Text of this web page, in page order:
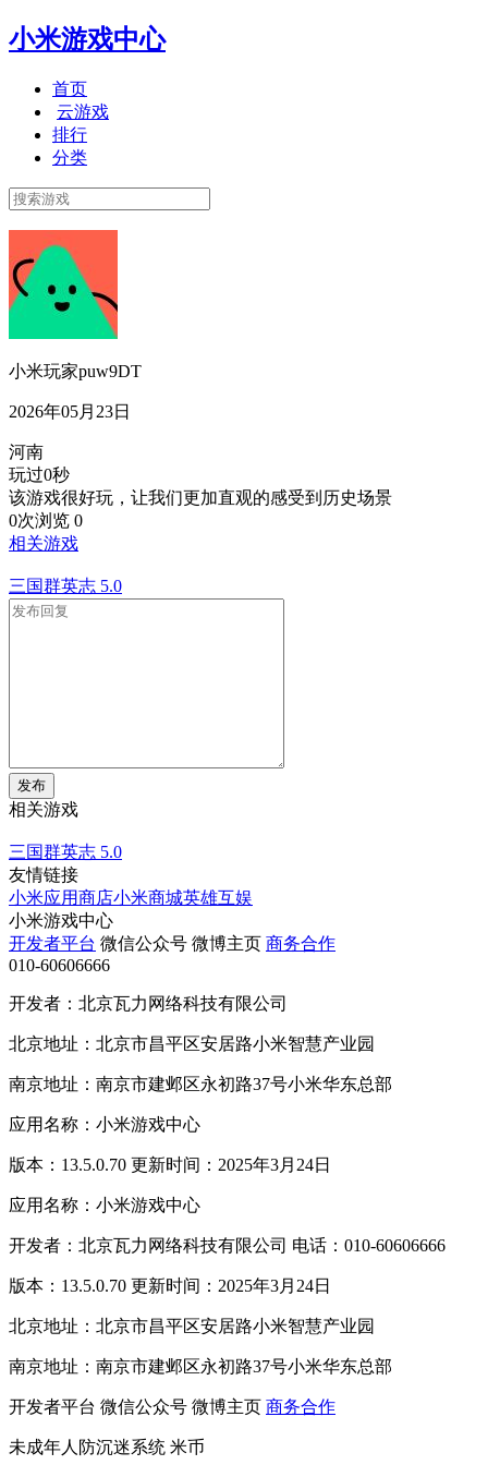
小米游戏中心
首页
云游戏
排行
分类
小米玩家puw9DT
2026年05月23日
河南
玩过0秒
该游戏很好玩，让我们更加直观的感受到历史场景
0次浏览 0
相关游戏
三国群英志 5.0
发布
相关游戏
三国群英志 5.0
友情链接
小米应用商店小米商城英雄互娱
小米游戏中心
开发者平台 微信公众号 微博主页 商务合作
010-60606666
开发者：北京瓦力网络科技有限公司
北京地址：北京市昌平区安居路小米智慧产业园
南京地址：南京市建邺区永初路37号小米华东总部
应用名称：小米游戏中心
版本：13.5.0.70 更新时间：2025年3月24日
应用名称：小米游戏中心
开发者：北京瓦力网络科技有限公司 电话：010-60606666
版本：13.5.0.70 更新时间：2025年3月24日
北京地址：北京市昌平区安居路小米智慧产业园
南京地址：南京市建邺区永初路37号小米华东总部
开发者平台 微信公众号 微博主页 商务合作
未成年人防沉迷系统 米币